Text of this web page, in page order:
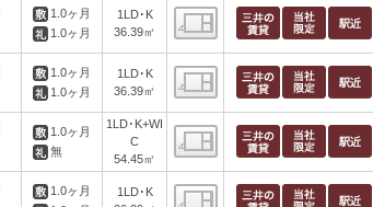
1.0ヶ月
1.0ヶ月
1LD･K
36.39㎡
間取り表示
1.0ヶ月
1.0ヶ月
1LD･K
36.39㎡
間取り表示
1.0ヶ月
無
1LD･K+WI
C
54.45㎡
間取り表示
1.0ヶ月
1LD･K